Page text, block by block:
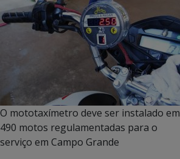
O mototaxímetro deve ser instalado em
490 motos regulamentadas para o
serviço em Campo Grande